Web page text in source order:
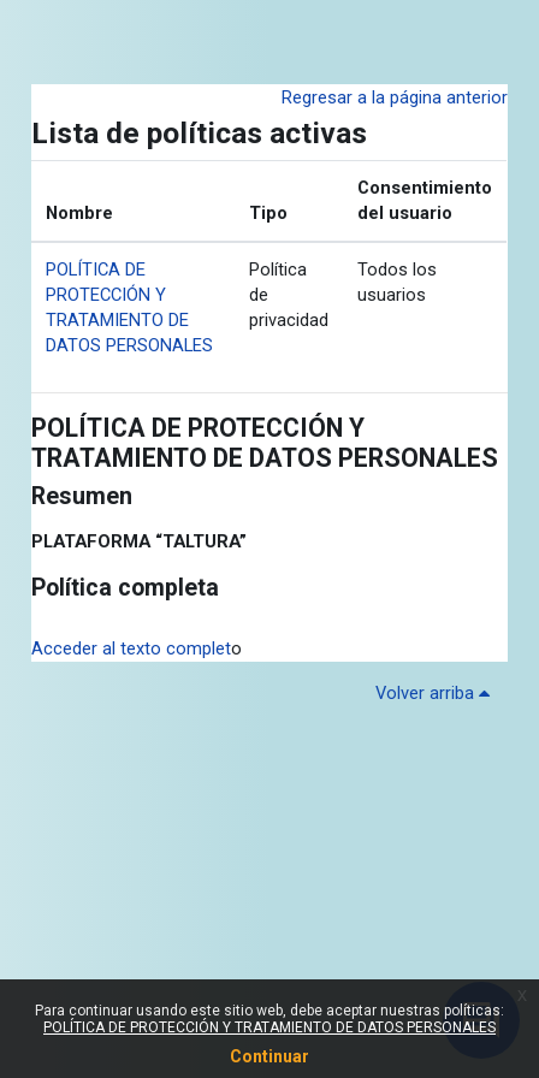
Regresar a la página anterior
Lista de políticas activas
Nombre Tipo
Consentimiento
del usuario
POLÍTICA DE
PROTECCIÓN Y
TRATAMIENTO DE
DATOS PERSONALES
Política
de
privacidad
Todos los
usuarios
POLÍTICA DE PROTECCIÓN Y
TRATAMIENTO DE DATOS PERSONALES
Resumen
PLATAFORMA “TALTURA”
Política completa
Acceder al texto completo
Volver arriba
Para continuar usando este sitio web, debe aceptar nuestras políticas:
POLÍTICA DE PROTECCIÓN Y TRATAMIENTO DE DATOS PERSONALES
Continuar
x